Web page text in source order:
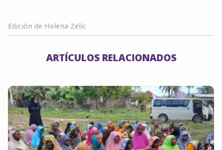
Edición de Helena Zelic
ARTÍCULOS RELACIONADOS